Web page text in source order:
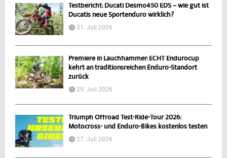
Testbericht: Ducati Desmo450 EDS – wie gut ist
Ducatis neue Sportenduro wirklich?
31. Juli 2026
Premiere in Lauchhammer: ECHT Endurocup
kehrt an traditionsreichen Enduro-Standort
zurück
29. Juli 2026
Triumph Offroad Test-Ride-Tour 2026:
Motocross- und Enduro-Bikes kostenlos testen
27. Juli 2026